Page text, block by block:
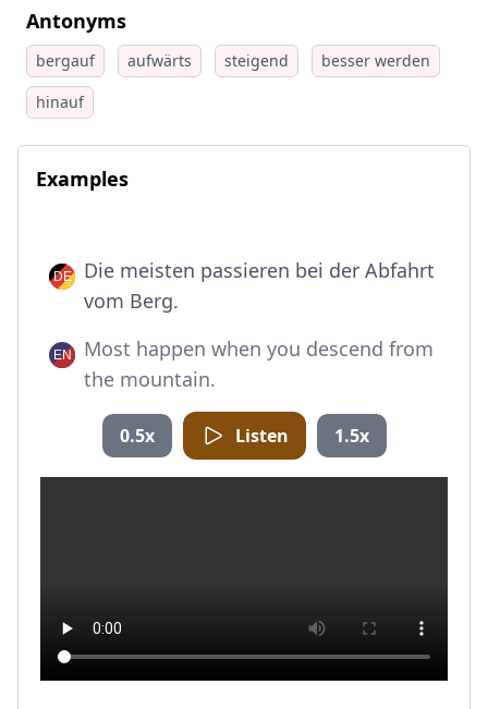
Antonyms
bergauf aufwärts steigend
besser werden
hinauf
Examples
Die meisten passieren bei der Abfahrt
vom Berg.
Most happen when you descend from
the mountain.
0.5x Listen 1.5x